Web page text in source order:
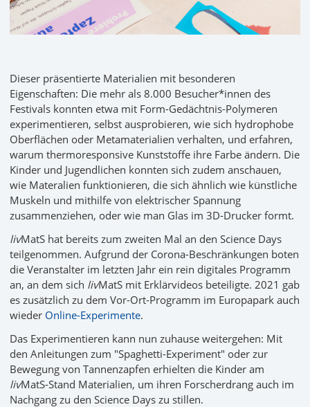
Dieser präsentierte Materialien mit besonderen
Eigenschaften: Die mehr als 8.000 Besucher*innen des
Festivals konnten etwa mit Form-Gedächtnis-Polymeren
experimentieren, selbst ausprobieren, wie sich hydrophobe
Oberflächen oder Metamaterialien verhalten, und erfahren,
warum thermoresponsive Kunststoffe ihre Farbe ändern. Die
Kinder und Jugendlichen konnten sich zudem anschauen,
wie Materalien funktionieren, die sich ähnlich wie künstliche
Muskeln und mithilfe von elektrischer Spannung
zusammenziehen, oder wie man Glas im 3D-Drucker formt.
livMatS hat bereits zum zweiten Mal an den Science Days
teilgenommen. Aufgrund der Corona-Beschränkungen boten
die Veranstalter im letzten Jahr ein rein digitales Programm
an, an dem sich livMatS mit Erklärvideos beteiligte. 2021 gab
es zusätzlich zu dem Vor-Ort-Programm im Europapark auch
wieder Online-Experimente.
Das Experimentieren kann nun zuhause weitergehen: Mit
den Anleitungen zum "Spaghetti-Experiment" oder zur
Bewegung von Tannenzapfen erhielten die Kinder am
livMatS-Stand Materialien, um ihren Forscherdrang auch im
Nachgang zu den Science Days zu stillen.